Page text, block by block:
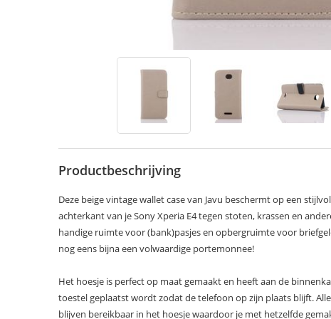
Productbeschrijving
Deze beige vintage wallet case van Javu beschermt op een
achterkant van je Sony Xperia E4 tegen stoten, krassen en
handige ruimte voor (bank)pasjes en opbergruimte voor
nog eens bijna een volwaardige portemonnee!
Het hoesje is perfect op maat gemaakt en heeft aan de
toestel geplaatst wordt zodat de telefoon op zijn plaats blijft.
blijven bereikbaar in het hoesje waardoor je met hetzelfde